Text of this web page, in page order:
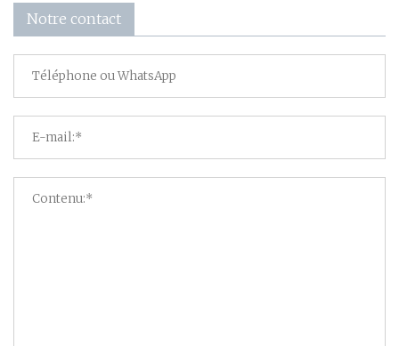
Notre contact